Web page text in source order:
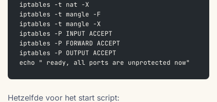
iptables -t nat -X
iptables -t mangle -F
iptables -t mangle -X
iptables -P INPUT ACCEPT
iptables -P FORWARD ACCEPT
iptables -P OUTPUT ACCEPT
echo " ready, all ports are unprotected now"
Hetzelfde voor het start script: